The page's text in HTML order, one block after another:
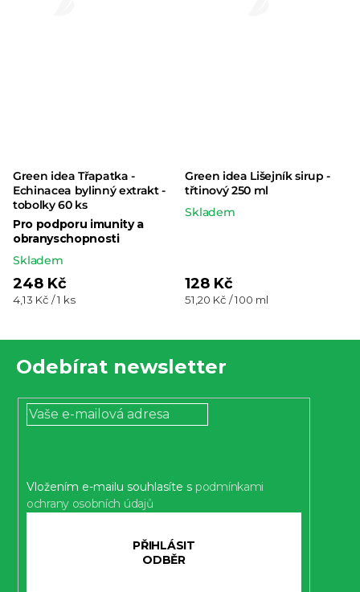
Green idea Třapatka -
Echinacea bylinný extrakt -
tobolky 60 ks
Pro podporu imunity a
obranyschopnosti
Skladem
248 Kč
Měrná
4,13 Kč / 1 ks
Green idea Lišejník sirup -
třtinový 250 ml
Skladem
128 Kč
Měrná
51,20 Kč / 100 ml
Odebírat newsletter
Vložením e-mailu souhlasíte s podmínkami
ochrany osobních údajů
PŘIHLÁSIT